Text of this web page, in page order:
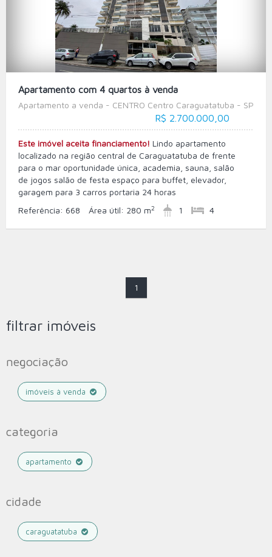
Apartamento com 4 quartos à venda
Apartamento a venda - CENTRO Centro Caraguatatuba - SP
R$ 2.700.000,00
Este imóvel aceita financiamento! Lindo apartamento
localizado na região central de Caraguatatuba de frente
para o mar oportunidade única, academia, sauna, salão
de jogos salão de festa espaço para buffet, elevador,
garagem para 3 carros portaria 24 horas
Referência: 668 Área útil: 280 m2 1 4
1
filtrar imóveis
negociação
imóveis à venda
categoria
apartamento
cidade
caraguatatuba